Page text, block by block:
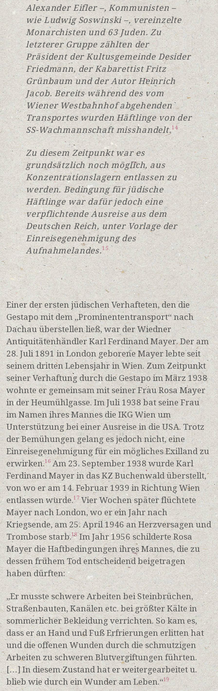
Alexander Eifler –, Kommunisten –
wie Ludwig Soswinski –, vereinzelte
Monarchisten und 63 Juden. Zu
letzterer Gruppe zählten der
Präsident der Kultusgemeinde Desider
Friedmann, der Kabarettist Fritz
Grünbaum und der Autor Heinrich
Jacob. Bereits während des vom
Wiener Westbahnhof abgehenden
Transportes wurden Häftlinge von der
SS-Wachmannschaft misshandelt.14
Zu diesem Zeitpunkt war es
grundsätzlich noch möglich, aus
Konzentrationslagern entlassen zu
werden. Bedingung für jüdische
Häftlinge war dafür jedoch eine
verpflichtende Ausreise aus dem
Deutschen Reich, unter Vorlage der
Einreisegenehmigung des
Aufnahmelandes.15
Einer der ersten jüdischen Verhafteten, den die
Gestapo mit dem „Prominententransport“ nach
Dachau überstellen ließ, war der Wiedner
Antiquitätenhändler Karl Ferdinand Mayer. Der am
28. Juli 1891 in London geborene Mayer lebte seit
seinem dritten Lebensjahr in Wien. Zum Zeitpunkt
seiner Verhaftung durch die Gestapo im März 1938
wohnte er gemeinsam mit seiner Frau Rosa Mayer
in der Heumühlgasse. Im Juli 1938 bat seine Frau
im Namen ihres Mannes die IKG Wien um
Unterstützung bei einer Ausreise in die USA. Trotz
der Bemühungen gelang es jedoch nicht, eine
Einreisegenehmigung für ein mögliches Exilland zu
erwirken.16 Am 23. September 1938 wurde Karl
Ferdinand Mayer in das KZ Buchenwald überstellt,
von wo er am 14. Februar 1939 in Richtung Wien
entlassen wurde.17Vier Wochen später flüchtete
Mayer nach London, wo er ein Jahr nach
Kriegsende, am 25. April 1946 an Herzversagen und
Trombose starb.18Im Jahr 1956 schilderte Rosa
Mayer die Haftbedingungen ihres Mannes, die zu
dessen frühem Tod entscheidend beigetragen
haben dürften:
„Er musste schwere Arbeiten bei Steinbrüchen,
Straßenbauten, Kanälen etc. bei größter Kälte in
sommerlicher Bekleidung verrichten. So kam es,
dass er an Hand und Fuß Erfrierungen erlitten hat
und die offenen Wunden durch die schmutzigen
Arbeiten zu schweren Blutvergiftungen führten.
[…] In diesem Zustand hat er weitergearbeitet u.
blieb wie durch ein Wunder am Leben.“19